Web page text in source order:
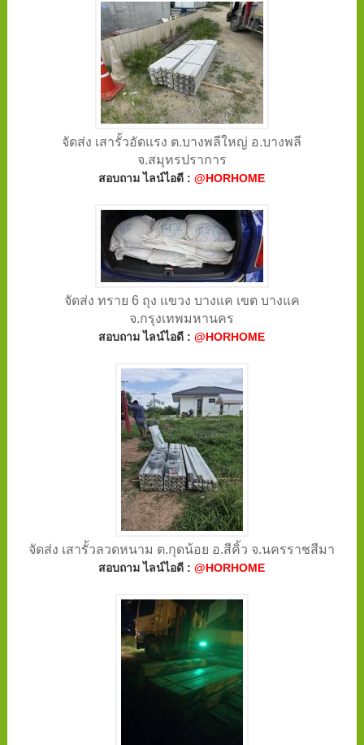
จัดส่ง เสารั้วอัดแรง ต.บางพลีใหญ่ อ.บางพลี
จ.สมุทรปราการ
สอบถาม ไลน์ไอดี :@HORHOME
จัดส่ง ทราย 6 ถุง แขวง บางแค เขต บางแค
จ.กรุงเทพมหานคร
สอบถาม ไลน์ไอดี :@HORHOME
จัดส่ง เสารั้วลวดหนาม ต.กุดน้อย อ.สีคิ้ว จ.นครราชสีมา
สอบถาม ไลน์ไอดี :@HORHOME